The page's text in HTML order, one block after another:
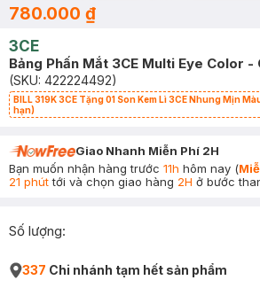
780.000 ₫
3CE
Bảng Phấn Mắt 3CE Multi Eye Color
(SKU: 422224492)
BILL 319K 3CE Tặng 01 Son Kem Lì 3CE Nhung Mịn
hạn)
Giao Nhanh Miễn Phí 2H
Bạn muốn nhận hàng trước 11h hôm nay (
21 phúttới và chọn giao hàng 2H ở bước
Số lượng:
337 Chi nhánh tạm hết sản phẩm